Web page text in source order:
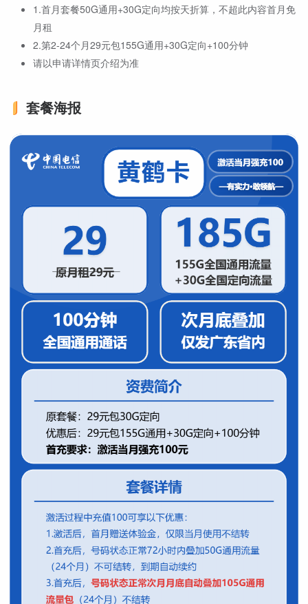
1.首月套餐50G通用+30G定向均按天折算，不超此内容首月免
月租
2.第2-24个月29元包155G通用+30G定向+100分钟
请以申请详情页介绍为准
套餐海报